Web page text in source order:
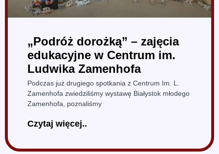
„Podróż dorożką” – zajęcia
edukacyjne w Centrum im.
Ludwika Zamenhofa
Podczas już drugiego spotkania z Centrum Im. L.
Zamenhofa zwiedziliśmy wystawę Białystok młodego
Zamenhofa, poznaliśmy
Czytaj więcej..